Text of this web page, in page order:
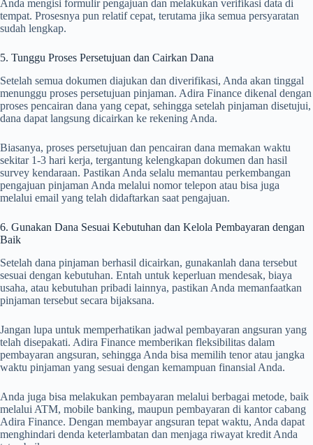
Anda mengisi formulir pengajuan dan melakukan verifikasi data di
tempat. Prosesnya pun relatif cepat, terutama jika semua persyaratan
sudah lengkap.
5. Tunggu Proses Persetujuan dan Cairkan Dana
Setelah semua dokumen diajukan dan diverifikasi, Anda akan tinggal
menunggu proses persetujuan pinjaman. Adira Finance dikenal dengan
proses pencairan dana yang cepat, sehingga setelah pinjaman disetujui,
dana dapat langsung dicairkan ke rekening Anda.
Biasanya, proses persetujuan dan pencairan dana memakan waktu
sekitar 1-3 hari kerja, tergantung kelengkapan dokumen dan hasil
survey kendaraan. Pastikan Anda selalu memantau perkembangan
pengajuan pinjaman Anda melalui nomor telepon atau bisa juga
melalui email yang telah didaftarkan saat pengajuan.
6. Gunakan Dana Sesuai Kebutuhan dan Kelola Pembayaran dengan
Baik
Setelah dana pinjaman berhasil dicairkan, gunakanlah dana tersebut
sesuai dengan kebutuhan. Entah untuk keperluan mendesak, biaya
usaha, atau kebutuhan pribadi lainnya, pastikan Anda memanfaatkan
pinjaman tersebut secara bijaksana.
Jangan lupa untuk memperhatikan jadwal pembayaran angsuran yang
telah disepakati. Adira Finance memberikan fleksibilitas dalam
pembayaran angsuran, sehingga Anda bisa memilih tenor atau jangka
waktu pinjaman yang sesuai dengan kemampuan finansial Anda.
Anda juga bisa melakukan pembayaran melalui berbagai metode, baik
melalui ATM, mobile banking, maupun pembayaran di kantor cabang
Adira Finance. Dengan membayar angsuran tepat waktu, Anda dapat
menghindari denda keterlambatan dan menjaga riwayat kredit Anda